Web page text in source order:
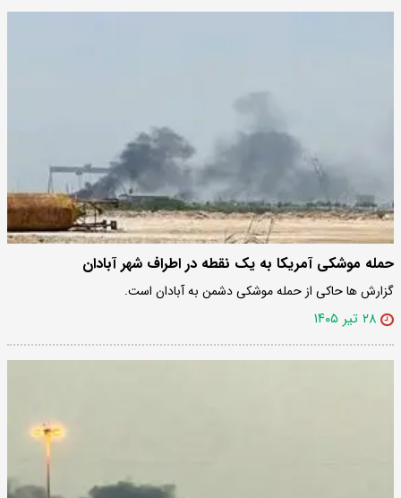
حمله موشکی آمریکا به یک نقطه در اطراف شهر آبادان
گزارش ها حاکی از حمله موشکی دشمن به آبادان است.
۲۸ تیر ۱۴۰۵